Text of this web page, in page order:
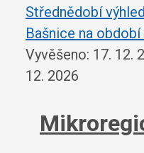
Střednědobí
Bašnice na
Vyvěšeno: 17. 12.
12. 2026